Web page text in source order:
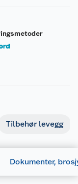
Tilbehør levegg
Dokumenter,